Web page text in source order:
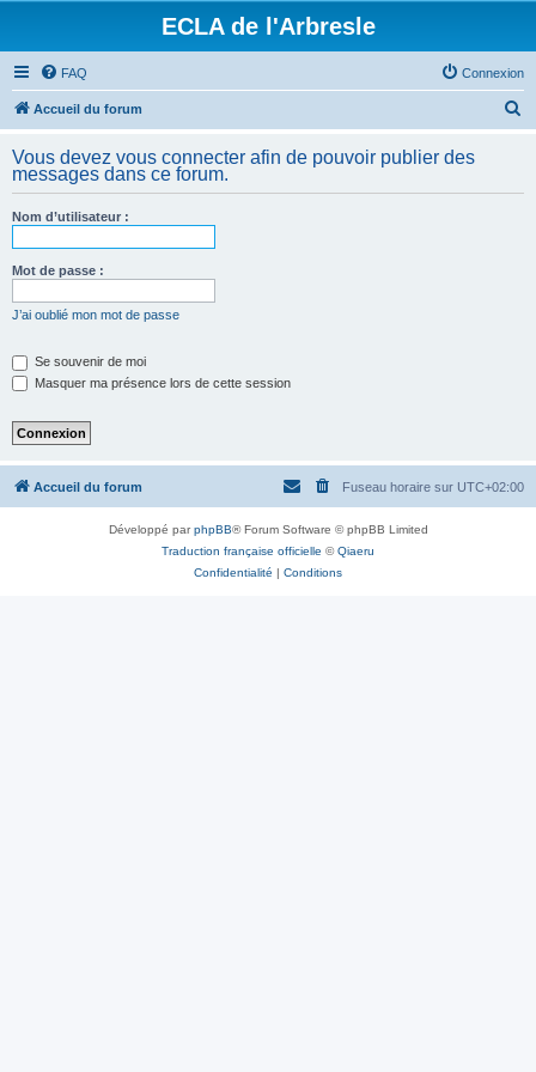
ECLA de l'Arbresle
FAQ Connexion
Accueil du forum
h
Vous devez vous connecter afin de pouvoir publier des
messages dans ce forum.
Nom d’utilisateur :
Mot de passe :
J’ai oublié mon mot de passe
Se souvenir de moi
Masquer ma présence lors de cette session
Accueil du forum Fuseau horaire sur UTC+02:00
Développé parphpBB® Forum Software © phpBB Limited
Traduction française officielle ©Qiaeru
Confidentialité | Conditions